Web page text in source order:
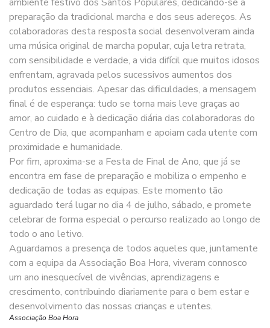
preparação da tradicional marcha e dos seus adereços. As
colaboradoras desta resposta social desenvolveram ainda
uma música original de marcha popular, cuja letra retrata,
com sensibilidade e verdade, a vida difícil que muitos idosos
enfrentam, agravada pelos sucessivos aumentos dos
produtos essenciais. Apesar das dificuldades, a mensagem
final é de esperança: tudo se torna mais leve graças ao
amor, ao cuidado e à dedicação diária das colaboradoras do
Centro de Dia, que acompanham e apoiam cada utente com
proximidade e humanidade.
Por fim, aproxima-se a Festa de Final de Ano, que já se
encontra em fase de preparação e mobiliza o empenho e
dedicação de todas as equipas. Este momento tão
aguardado terá lugar no dia 4 de julho, sábado, e promete
celebrar de forma especial o percurso realizado ao longo de
todo o ano letivo.
Aguardamos a presença de todos aqueles que, juntamente
com a equipa da Associação Boa Hora, viveram connosco
um ano inesquecível de vivências, aprendizagens e
crescimento, contribuindo diariamente para o bem estar e
desenvolvimento das nossas crianças e utentes.
Associação Boa Hora